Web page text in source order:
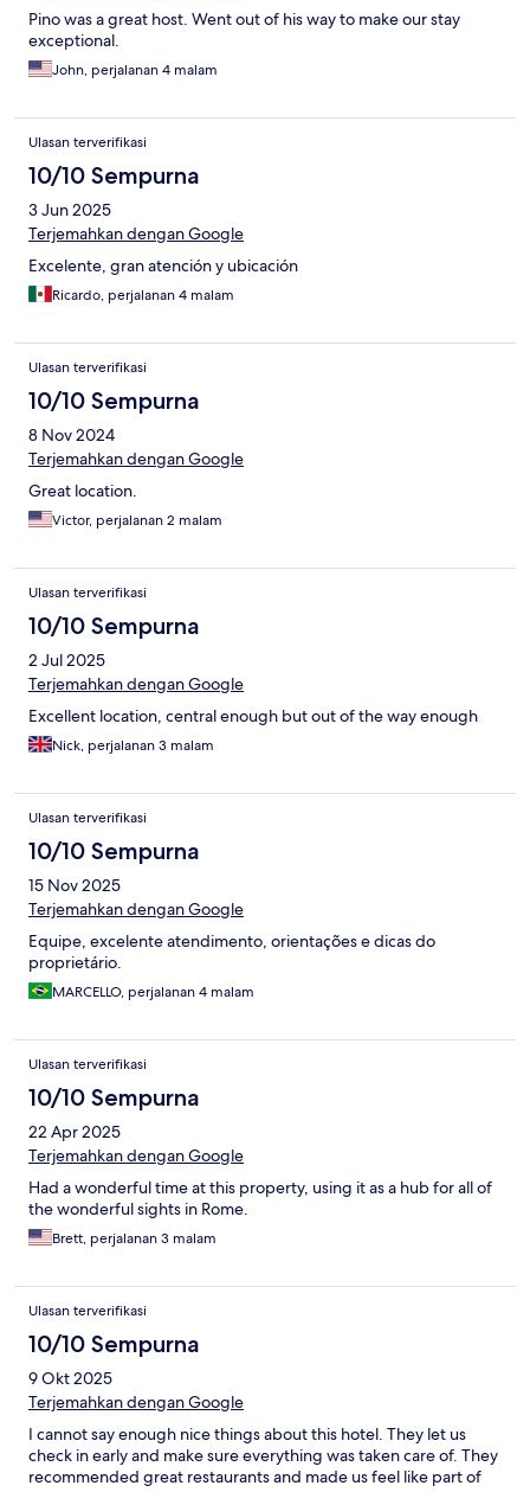
Pino was a great host. Went out of his way to make our stay
exceptional.
John, perjalanan 4 malam
Ulasan terverifikasi
10/10 Sempurna
3 Jun 2025
Terjemahkan dengan Google
Excelente, gran atención y ubicación
Ricardo, perjalanan 4 malam
Ulasan terverifikasi
10/10 Sempurna
8 Nov 2024
Terjemahkan dengan Google
Great location.
Victor, perjalanan 2 malam
Ulasan terverifikasi
10/10 Sempurna
2 Jul 2025
Terjemahkan dengan Google
Excellent location, central enough but out of the way enough
Nick, perjalanan 3 malam
Ulasan terverifikasi
10/10 Sempurna
15 Nov 2025
Terjemahkan dengan Google
Equipe, excelente atendimento, orientações e dicas do
proprietário.
MARCELLO, perjalanan 4 malam
Ulasan terverifikasi
10/10 Sempurna
22 Apr 2025
Terjemahkan dengan Google
Had a wonderful time at this property, using it as a hub for all of
the wonderful sights in Rome.
Brett, perjalanan 3 malam
Ulasan terverifikasi
10/10 Sempurna
9 Okt 2025
Terjemahkan dengan Google
I cannot say enough nice things about this hotel. They let us
check in early and make sure everything was taken care of. They
recommended great restaurants and made us feel like part of